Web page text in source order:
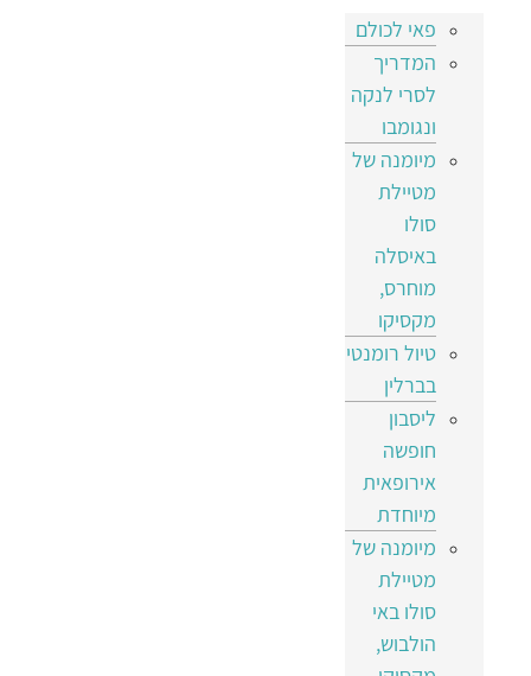
פאי לכולם
המדריך
לסרי לנקה
ונגומבו
מיומנה של
מטיילת
סולו
באיסלה
מוחרס,
מקסיקו
טיול רומנטי
בברלין
ליסבון
חופשה
אירופאית
מיוחדת
מיומנה של
מטיילת
סולו באי
הולבוש,